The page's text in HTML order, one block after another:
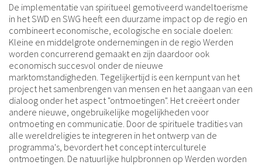
De implementatie van spiritueel gemotiveerd wandeltoerisme
in het SWD en SWG heeft een duurzame impact op de regio en
combineert economische, ecologische en sociale doelen:
Kleine en middelgrote ondernemingen in de regio Werden
worden concurrerend gemaakt en zijn daardoor ook
economisch succesvol onder de nieuwe
marktomstandigheden. Tegelijkertijd is een kernpunt van het
project het samenbrengen van mensen en het aangaan van een
dialoog onder het aspect "ontmoetingen". Het creëert onder
andere nieuwe, ongebruikelijke mogelijkheden voor
ontmoeting en communicatie. Door de spirituele tradities van
alle wereldreligies te integreren in het ontwerp van de
programma's, bevordert het concept interculturele
ontmoetingen. De natuurlijke hulpbronnen op Werden worden